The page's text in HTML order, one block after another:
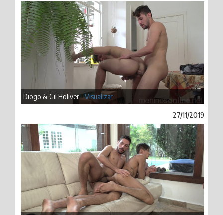
Diogo & Gil Holiver -Visualizar
27/11/2019